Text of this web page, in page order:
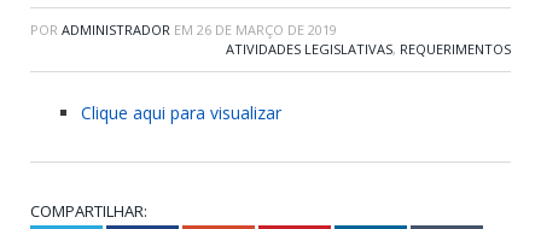
POR ADMINISTRADOR EM 26 DE MARÇO DE 2019
ATIVIDADES LEGISLATIVAS, REQUERIMENTOS
Clique aqui para visualizar
COMPARTILHAR: